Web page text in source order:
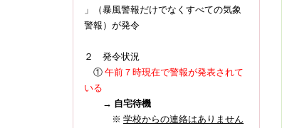
」（暴風警報だけでなくすべての気象
警報） が発令
２ 発令状況
① 午前７時現在で警報が発表されて
いる
→ 自宅待機
※ 学校からの連絡はありません